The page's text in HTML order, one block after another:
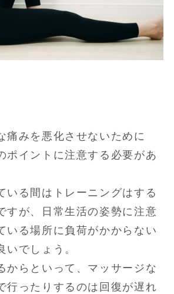
痛みを悪化させないために
ポイントに注意する必要があ
いる間はトレーニングはする
すが、日常生活の姿勢に注意
いる場所に負荷がかからない
いでしょう。
からといって、マッサージな
行ったりするのは回復が遅れ